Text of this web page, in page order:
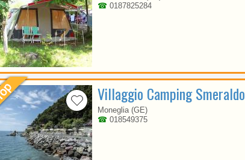
☎ 0187825284
Villaggio Camping Smeraldo
Moneglia (GE)
☎ 018549375